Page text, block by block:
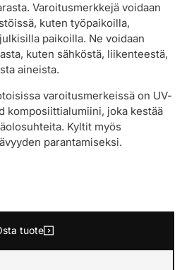
Varoitusmerkkejä voidaan
kuten työpaikoilla,
paikoilla. Ne voidaan
kuten sähköstä, liikenteestä,
aineista.
varoitusmerkeissä on UV-
komposiittialumiini, joka kestää
Kyltit myös
parantamiseksi.
tuote